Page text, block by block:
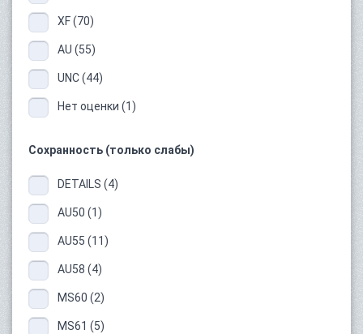
XF (70)
AU (55)
UNC (44)
Нет оценки (1)
Сохранность (только слабы)
DETAILS (4)
AU50 (1)
AU55 (11)
AU58 (4)
MS60 (2)
MS61 (5)